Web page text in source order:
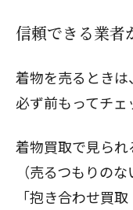
信頼できる業者
着物を売るときは
必ず前もってチェ
着物買取で見ら
（売るつもりの
「抱き合わせ買